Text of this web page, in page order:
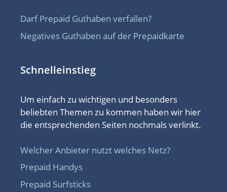
Darf Prepaid Guthaben verfallen?
Negatives Guthaben auf der Prepaidkarte
Schnelleinstieg
Um einfach zu wichtigen und besonders
beliebten Themen zu kommen haben wir hier
die entsprechenden Seiten nochmals verlinkt.
Welcher Anbieter nutzt welches Netz?
Prepaid Handys
Prepaid Surfsticks